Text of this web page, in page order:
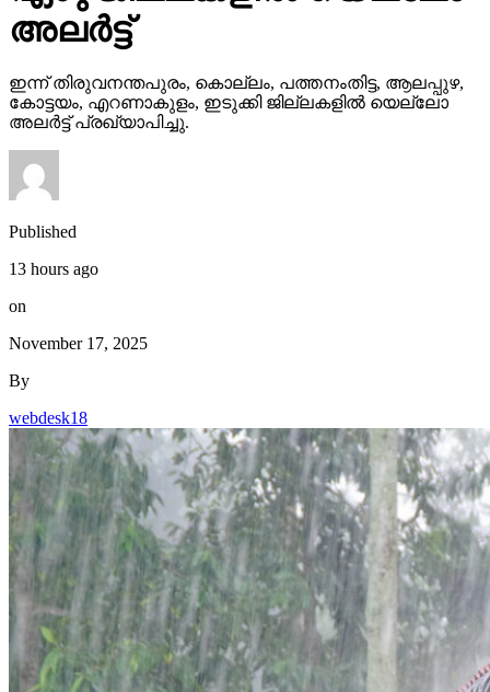
അലര്‍ട്ട്
ഇന്ന് തിരുവനന്തപുരം, കൊല്ലം, പത്തനംതിട്ട, ആലപ്പുഴ,
കോട്ടയം, എറണാകുളം, ഇടുക്കി ജില്ലകളില്‍ യെല്ലോ
അലര്‍ട്ട് പ്രഖ്യാപിച്ചു.
Published
13 hours ago
on
November 17, 2025
By
webdesk18